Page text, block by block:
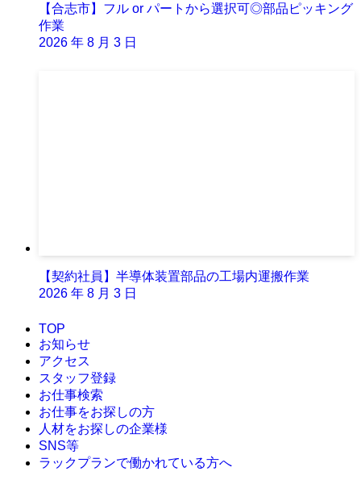
【合志市】フル or パートから選択可◎部品ピッキング
作業
2026 年 8 月 3 日
【契約社員】半導体装置部品の工場内運搬作業
2026 年 8 月 3 日
TOP
お知らせ
アクセス
スタッフ登録
お仕事検索
お仕事をお探しの方
人材をお探しの企業様
SNS等
ラックプランで働かれている方へ